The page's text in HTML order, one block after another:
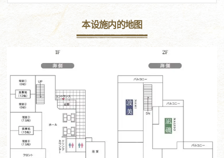
本设施内的地图